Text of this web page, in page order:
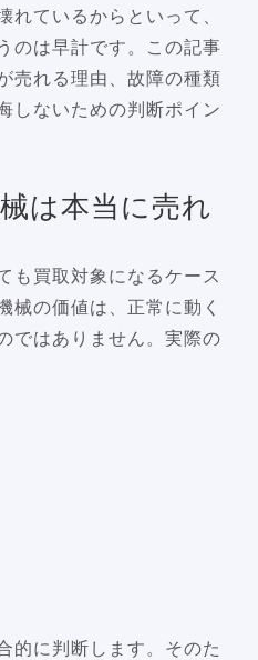
れているからといって、
のは早計です。この記事
売れる理由、故障の種類
しないための判断ポイン
は本当に売れ
も買取対象になるケース
械の価値は、正常に動く
ではありません。実際の
的に判断します。そのた